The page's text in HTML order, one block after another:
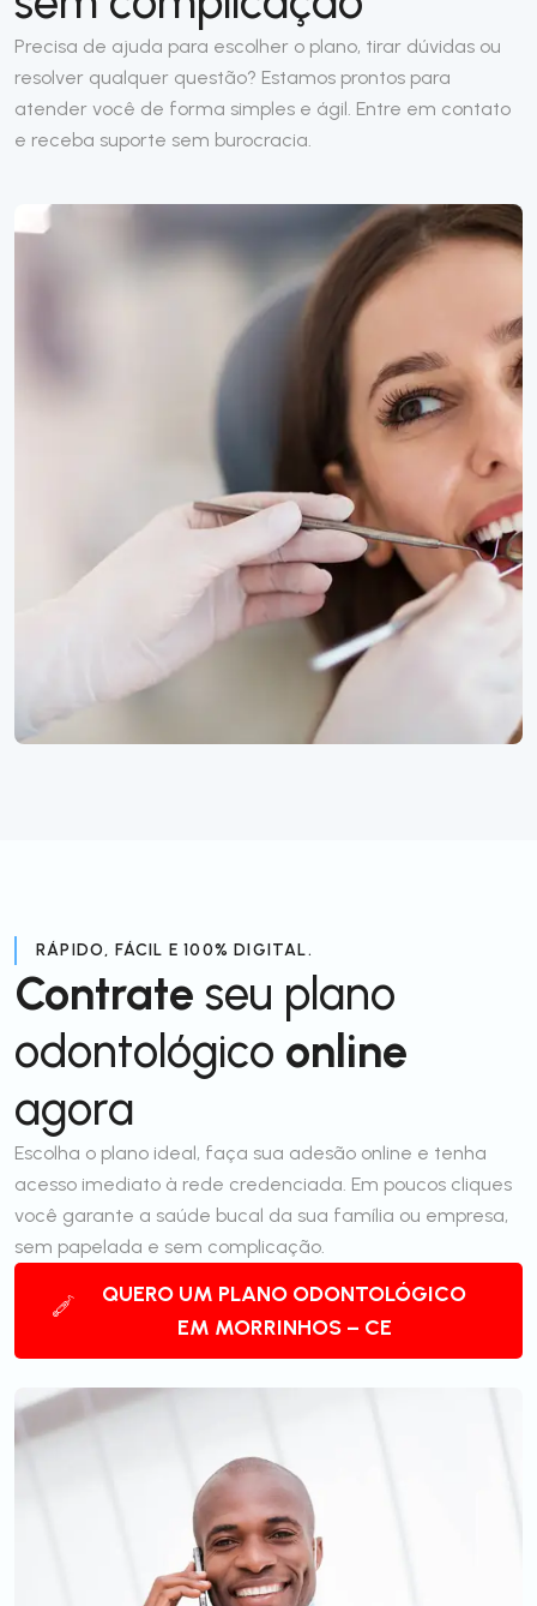
Precisa de ajuda para escolher o plano, tirar dúvidas ou
resolver qualquer questão? Estamos prontos para
atender você de forma simples e ágil. Entre em contato
e receba suporte sem burocracia.
RÁPIDO, FÁCIL E 100% DIGITAL.
Contrate seu plano
odontológico online
agora
Escolha o plano ideal, faça sua adesão online e tenha
acesso imediato à rede credenciada. Em poucos cliques
você garante a saúde bucal da sua família ou empresa,
sem papelada e sem complicação.
QUERO UM PLANO ODONTOLÓGICO
EM MORRINHOS – CE